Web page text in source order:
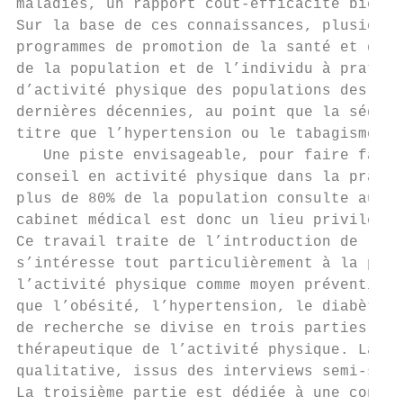
maladies, un rapport coût-efficacité bien
Sur la base de ces connaissances,
programmes de promotion de la santé et de
de la population et de l’individu à
d’activité physique des populations des
dernières décennies, au point que la
titre que l’hypertension ou le tabagisme.
Une piste envisageable, pour faire
conseil en activité physique dans la
plus de 80% de la population consulte au
cabinet médical est donc un lieu
Ce travail traite de l’introduction de
s’intéresse tout particulièrement à la
l’activité physique comme moyen
que l’obésité, l’hypertension, le diabète
de recherche se divise en trois parties.
thérapeutique de l’activité physique. La
qualitative, issus des interviews semi-
La troisième partie est dédiée à une